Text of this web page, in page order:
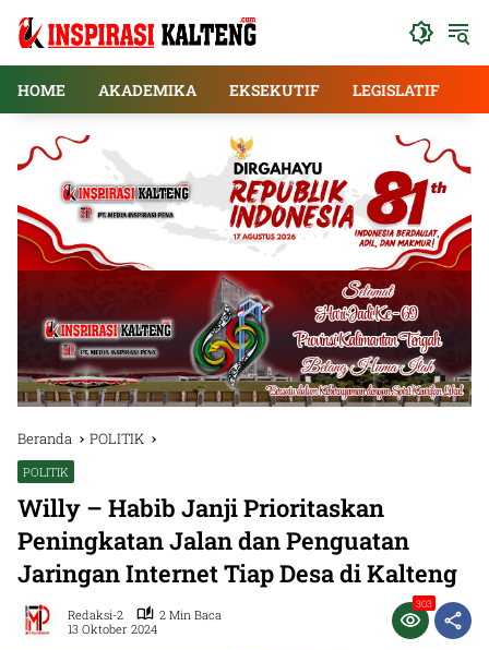
HOME
AKADEMIKA EKSEKUTIF LEGISLATIF
Beranda POLITIK
POLITIK
Willy – Habib Janji Prioritaskan
Peningkatan Jalan dan Penguatan
Jaringan Internet Tiap Desa di Kalteng
Redaksi-2
2 Min Baca
13 Oktober 2024
303